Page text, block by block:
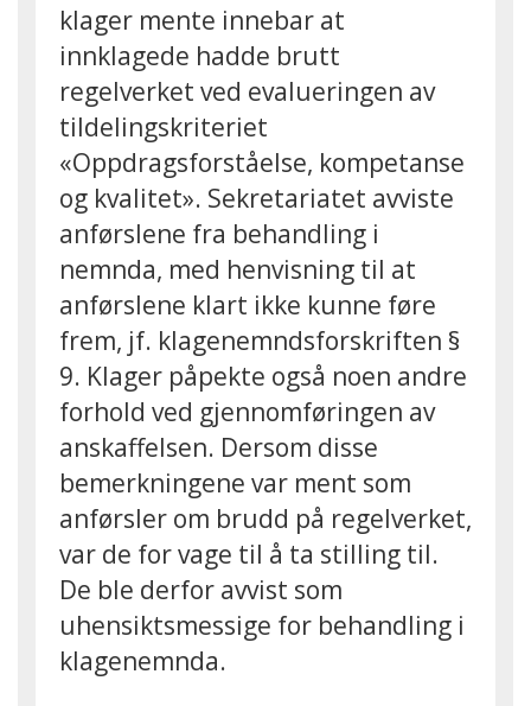
klager mente innebar at
innklagede hadde brutt
regelverket ved evalueringen av
tildelingskriteriet
«Oppdragsforståelse, kompetanse
og kvalitet». Sekretariatet avviste
anførslene fra behandling i
nemnda, med henvisning til at
anførslene klart ikke kunne føre
frem, jf. klagenemndsforskriften §
9. Klager påpekte også noen andre
forhold ved gjennomføringen av
anskaffelsen. Dersom disse
bemerkningene var ment som
anførsler om brudd på regelverket,
var de for vage til å ta stilling til.
De ble derfor avvist som
uhensiktsmessige for behandling i
klagenemnda.